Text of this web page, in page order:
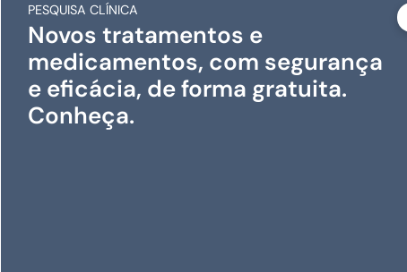
PESQUISA CLÍNICA
Novos tratamentos e
medicamentos, com segurança
e eficácia, de forma gratuita.
Conheça.